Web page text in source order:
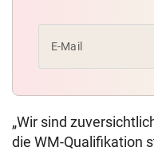
E-Mail
„Wir sind
die WM-Qualifikation